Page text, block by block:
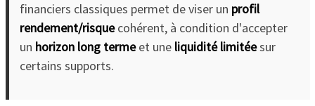
financiers classiques permet de viser un profil
rendement/risquecohérent, à condition d'accepter
un horizon long termeet une liquidité limitéesur
certains supports.